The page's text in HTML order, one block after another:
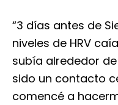
“3 días antes de
niveles de HRV
subía alrededor de
sido un contacto
comencé a